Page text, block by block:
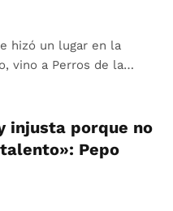
hizó un lugar en la
vino a Perros de la…
injusta porque no
Pepo